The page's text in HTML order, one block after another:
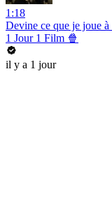
1:18
Devine ce que je joue
1 Jour 1 Film 🍿
il y a 1 jour